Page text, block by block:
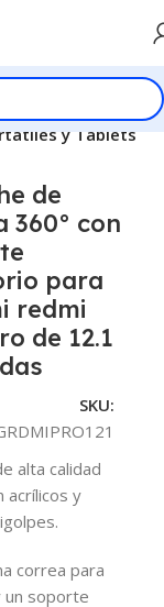
y Tablets
de
360° con
para
redmi
de 12.1
SKU:
alta calidad
acrílicos y
correa para
un soporte